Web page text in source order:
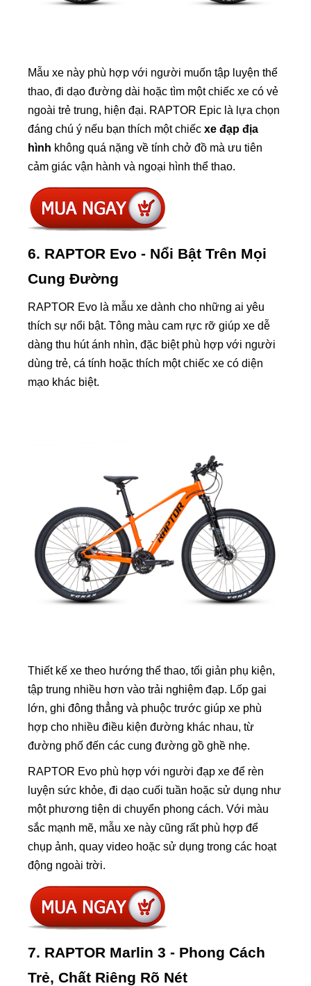
Mẫu xe này phù hợp với người muốn tập luyện thể
thao, đi dạo đường dài hoặc tìm một chiếc xe có vẻ
ngoài trẻ trung, hiện đại. RAPTOR Epic là lựa chọn
đáng chú ý nếu bạn thích một chiếc xe đạp địa
hình không quá nặng về tính chở đồ mà ưu tiên
cảm giác vận hành và ngoại hình thể thao.
6. RAPTOR Evo - Nổi Bật Trên Mọi
Cung Đường
RAPTOR Evo là mẫu xe dành cho những ai yêu
thích sự nổi bật. Tông màu cam rực rỡ giúp xe dễ
dàng thu hút ánh nhìn, đặc biệt phù hợp với người
dùng trẻ, cá tính hoặc thích một chiếc xe có diện
mạo khác biệt.
Thiết kế xe theo hướng thể thao, tối giản phụ kiện,
tập trung nhiều hơn vào trải nghiệm đạp. Lốp gai
lớn, ghi đông thẳng và phuộc trước giúp xe phù
hợp cho nhiều điều kiện đường khác nhau, từ
đường phố đến các cung đường gồ ghề nhẹ.
RAPTOR Evo phù hợp với người đạp xe để rèn
luyện sức khỏe, đi dạo cuối tuần hoặc sử dụng như
một phương tiện di chuyển phong cách. Với màu
sắc mạnh mẽ, mẫu xe này cũng rất phù hợp để
chụp ảnh, quay video hoặc sử dụng trong các hoạt
động ngoài trời.
7. RAPTOR Marlin 3 - Phong Cách
Trẻ, Chất Riêng Rõ Nét